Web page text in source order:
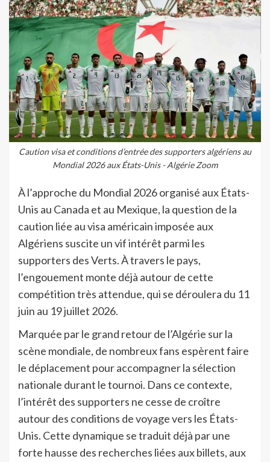
Caution visa et conditions d’entrée des supporters algériens au
Mondial 2026 aux États-Unis - Algérie Zoom
À l’approche du Mondial 2026 organisé aux États-
Unis au Canada et au Mexique, la question de la
caution liée au visa américain imposée aux
Algériens suscite un vif intérêt parmi les
supporters des Verts. À travers le pays,
l’engouement monte déjà autour de cette
compétition très attendue, qui se déroulera du 11
juin au 19 juillet 2026.
Marquée par le grand retour de l’Algérie sur la
scène mondiale, de nombreux fans espèrent faire
le déplacement pour accompagner la sélection
nationale durant le tournoi. Dans ce contexte,
l’intérêt des supporters ne cesse de croître
autour des conditions de voyage vers les États-
Unis. Cette dynamique se traduit déjà par une
forte hausse des recherches liées aux billets, aux